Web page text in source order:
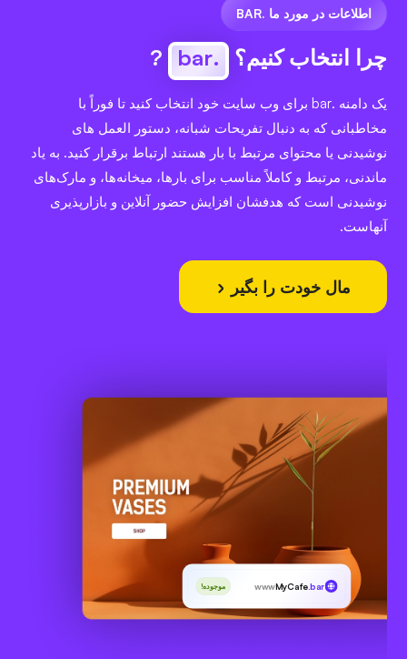
اطلاعات در مورد ما .BAR
چرا انتخاب کنیم؟ .bar
?
یک دامنه .bar برای وب سایت خود انتخاب کنید تا فوراً با
مخاطبانی که به دنبال تفریحات شبانه، دستور العمل های
نوشیدنی یا محتوای مرتبط با بار هستند ارتباط برقرار کنید. به یاد
ماندنی، مرتبط و کاملاً مناسب برای بارها، میخانه‌ها، و مارک‌های
نوشیدنی است که هدفشان افزایش حضور آنلاین و بازارپذیری
آنهاست.
مال خودت را بگیر
wwwMyCafe.bar موجوده!